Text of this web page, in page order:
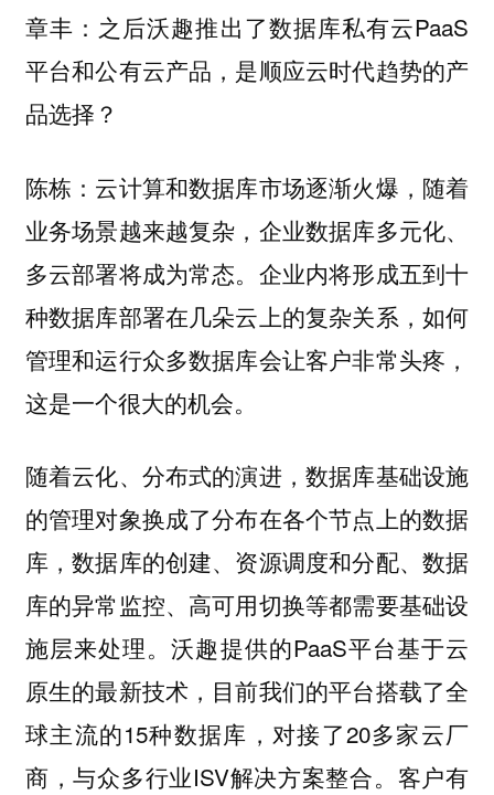
章丰： 之后沃趣推出了数据库私有云PaaS
平台和公有云产品，是顺应云时代趋势的产
品选择？
陈栋：云计算和数据库市场逐渐火爆，随着
业务场景越来越复杂，企业数据库多元化、
多云部署将成为常态。 企业内将形成五到十
种数据库部署在几朵云上的复杂关系，如何
管理和运行众多数据库会让客户非常头疼，
这是一个很大的机会。
随着云化、分布式的演进，数据库基础设施
的管理对象换成了分布在各个节点上的数据
库，数据库的创建、资源调度和分配、数据
库的异常监控、高可用切换等都需要基础设
施层来处理。沃趣提供的PaaS平台基于云
原生的最新技术，目前我们的平台搭载了全
球主流的15种数据库，对接了20多家云厂
商，与众多行业ISV解决方案整合。客户有